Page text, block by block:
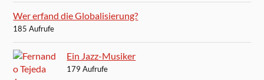
Wer erfand die Globalisierung?
185 Aufrufe
Ein Jazz-Musiker
179 Aufrufe